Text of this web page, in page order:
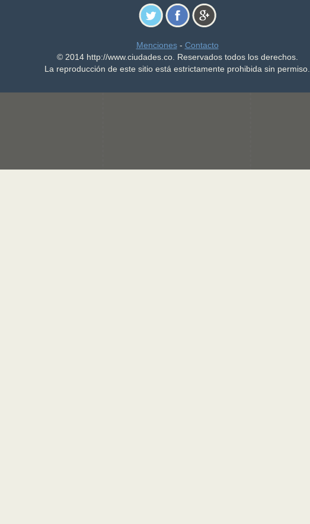
Menciones- Contacto
© 2014 http://www.ciudades.co. Reservados todos los derechos.
La reproducción de este sitio está estrictamente prohibida sin permiso.